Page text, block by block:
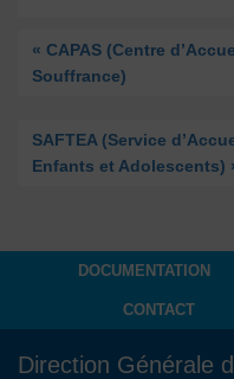
« CAPAS (Centre
Souffrance)
SAFTEA (Service
Enfants et Adolescents)
DOCUMENTATION
CONTACT
Direction Générale